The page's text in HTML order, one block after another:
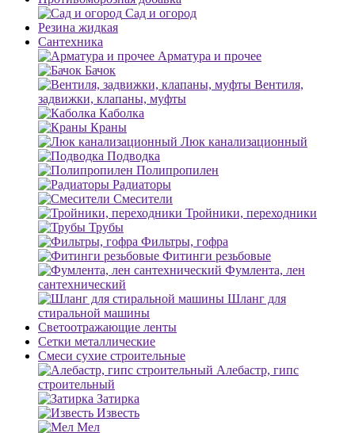
Сад и огород
Резина жидкая
Сантехника
Арматура и прочее
Бачок
Вентиля,
задвижки, клапаны, муфты
Каболка
Краны
Люк канализационный
Подводка
Полипропилен
Радиаторы
Смесители
Тройники, переходники
Трубы
Фильтры, гофра
Фитинги резьбовые
Фумлента, лен
сантехнический
Шланг для
стиральной машины
Светоотражающие ленты
Сетки металлические
Смеси сухие строительные
Алебастр, гипс
строительный
Затирка
Известь
Мел